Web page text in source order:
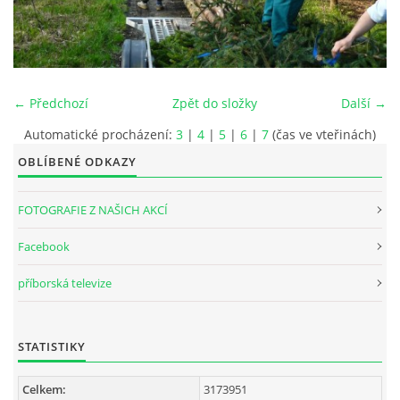
INTERNÍ SEKCE
← Předchozí Další →
Zpět do složky
Automatické procházení: 3 | 4 | 5 | 6 | 7 (čas ve vteřinách)
OBLÍBENÉ ODKAZY
FOTOGRAFIE Z NAŠICH AKCÍ
Facebook
příborská televize
STATISTIKY
Celkem: 3173951